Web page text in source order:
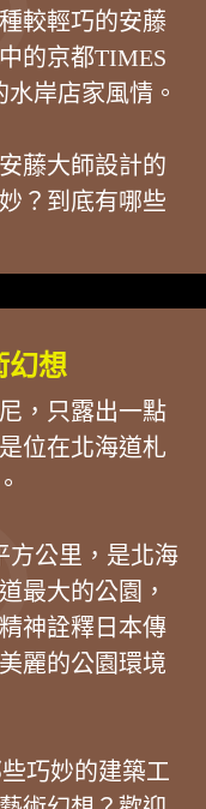
較輕巧的安藤
的京都TIMES
岸店家風情。
藤大師設計的
？到底有哪些
幻想
，只露出一點
位在北海道札
方公里，是北海
最大的公園，
神詮釋日本傳
麗的公園環境
巧妙的建築工